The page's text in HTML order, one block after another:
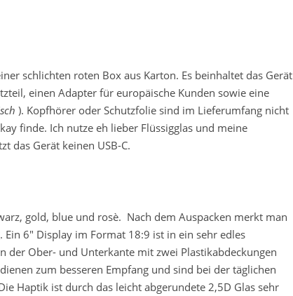
schlichten roten Box aus Karton. Es beinhaltet das Gerät
einen Adapter für europäische Kunden sowie eine
). Kopfhörer oder Schutzfolie sind im Lieferumfang nicht
finde. Ich nutze eh lieber Flüssigglas und meine
das Gerät keinen USB-C.
gold, blue und rosè. Nach dem Auspacken merkt man
6″ Display im Format 18:9 ist in ein sehr edles
der Ober- und Unterkante mit zwei Plastikabdeckungen
zum besseren Empfang und sind bei der täglichen
Haptik ist durch das leicht abgerundete 2,5D Glas sehr